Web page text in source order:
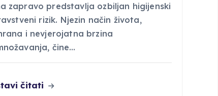
zapravo predstavlja ozbiljan higijenski
rizik. Njezin način života,
i nevjerojatna brzina
čine…
čitati